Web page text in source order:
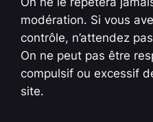
modération. Si vous
contrôle, n’attendez
On ne peut pas être
compulsif ou excessif
site.